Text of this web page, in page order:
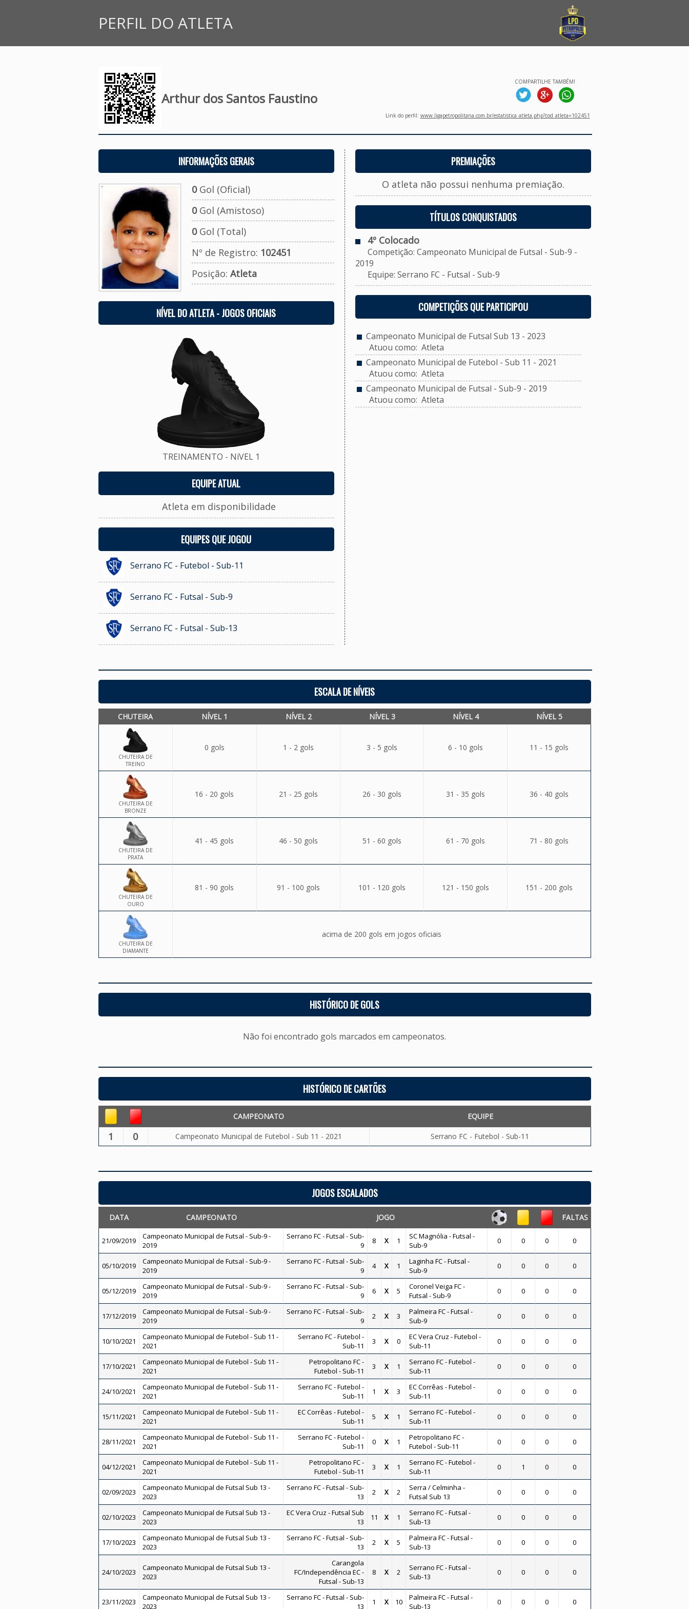
PERFIL DO ATLETA
Arthur dos Santos Faustino
COMPARTILHE TAMBÉM!
Link do perfil: www.ligapetropolitana.com.br/estatistica_atleta.php?cod_atleta=102451
INFORMAÇÕES GERAIS
0Gol (Oficial)
0Gol (Amistoso)
0Gol (Total)
Nº de Registro: 102451
Posição: Atleta
NÍVEL DO ATLETA - JOGOS OFICIAIS
TREINAMENTO - NíVEL 1
EQUIPE ATUAL
Atleta em disponibilidade
EQUIPES QUE JOGOU
Serrano FC - Futebol - Sub-11
Serrano FC - Futsal - Sub-9
Serrano FC - Futsal - Sub-13
PREMIAÇÕES
O atleta não possui nenhuma premiação.
TÍTULOS CONQUISTADOS
4º Colocado
Competição: Campeonato Municipal de Futsal - Sub-9 -
2019
Equipe: Serrano FC - Futsal - Sub-9
COMPETIÇÕES QUE PARTICIPOU
Campeonato Municipal de Futsal Sub 13 - 2023
Atuou como: Atleta
Campeonato Municipal de Futebol - Sub 11 - 2021
Atuou como: Atleta
Campeonato Municipal de Futsal - Sub-9 - 2019
Atuou como: Atleta
ESCALA DE NÍVEIS
CHUTEIRA NÍVEL 1 NÍVEL 2 NÍVEL 3 NÍVEL 4 NÍVEL 5
CHUTEIRA DE
TREINO
0 gols 1 - 2 gols 3 - 5 gols 6 - 10 gols 11 - 15 gols
CHUTEIRA DE
BRONZE
16 - 20 gols 21 - 25 gols 26 - 30 gols 31 - 35 gols 36 - 40 gols
CHUTEIRA DE
PRATA
41 - 45 gols 46 - 50 gols 51 - 60 gols 61 - 70 gols 71 - 80 gols
CHUTEIRA DE
OURO
81 - 90 gols 91 - 100 gols 101 - 120 gols 121 - 150 gols 151 - 200 gols
CHUTEIRA DE
DIAMANTE
acima de 200 gols em jogos oficiais
HISTÓRICO DE GOLS
Não foi encontrado gols marcados em campeonatos.
HISTÓRICO DE CARTÕES
CAMPEONATO EQUIPE
1 0 Campeonato Municipal de Futebol - Sub 11 - 2021 Serrano FC - Futebol - Sub-11
JOGOS ESCALADOS
DATA CAMPEONATO JOGO FALTAS
21/09/2019
Campeonato Municipal de Futsal - Sub-9 -
2019
Serrano FC - Futsal - Sub-
9
8 X 1
SC Magnólia - Futsal -
Sub-9
0 0 0 0
05/10/2019
Campeonato Municipal de Futsal - Sub-9 -
2019
Serrano FC - Futsal - Sub-
9
4 X 1
Laginha FC - Futsal -
Sub-9
0 0 0 0
05/12/2019
Campeonato Municipal de Futsal - Sub-9 -
2019
Serrano FC - Futsal - Sub-
9
6 X 5
Coronel Veiga FC -
Futsal - Sub-9
0 0 0 0
17/12/2019
Campeonato Municipal de Futsal - Sub-9 -
2019
Serrano FC - Futsal - Sub-
9
2 X 3
Palmeira FC - Futsal -
Sub-9
0 0 0 0
10/10/2021
Campeonato Municipal de Futebol - Sub 11 -
2021
Serrano FC - Futebol -
Sub-11
3 X 0
EC Vera Cruz - Futebol -
Sub-11
0 0 0 0
17/10/2021
Campeonato Municipal de Futebol - Sub 11 -
2021
Petropolitano FC -
Futebol - Sub-11
3 X 1
Serrano FC - Futebol -
Sub-11
0 0 0 0
24/10/2021
Campeonato Municipal de Futebol - Sub 11 -
2021
Serrano FC - Futebol -
Sub-11
1 X 3
EC Corrêas - Futebol -
Sub-11
0 0 0 0
15/11/2021
Campeonato Municipal de Futebol - Sub 11 -
2021
EC Corrêas - Futebol -
Sub-11
5 X 1
Serrano FC - Futebol -
Sub-11
0 0 0 0
28/11/2021
Campeonato Municipal de Futebol - Sub 11 -
2021
Serrano FC - Futebol -
Sub-11
0 X 1
Petropolitano FC -
Futebol - Sub-11
0 0 0 0
04/12/2021
Campeonato Municipal de Futebol - Sub 11 -
2021
Petropolitano FC -
Futebol - Sub-11
3 X 1
Serrano FC - Futebol -
Sub-11
0 1 0 0
02/09/2023
Campeonato Municipal de Futsal Sub 13 -
2023
Serrano FC - Futsal - Sub-
13
2 X 2
Serra / Celminha -
Futsal Sub 13
0 0 0 0
02/10/2023
Campeonato Municipal de Futsal Sub 13 -
2023
EC Vera Cruz - Futsal Sub
13
11 X 1
Serrano FC - Futsal -
Sub-13
0 0 0 0
17/10/2023
Campeonato Municipal de Futsal Sub 13 -
2023
Serrano FC - Futsal - Sub-
13
2 X 5
Palmeira FC - Futsal -
Sub-13
0 0 0 0
24/10/2023
Campeonato Municipal de Futsal Sub 13 -
2023
Carangola
FC/Independência EC -
Futsal - Sub-13
8 X 2
Serrano FC - Futsal -
Sub-13
0 0 0 0
23/11/2023
Campeonato Municipal de Futsal Sub 13 -
2023
Serrano FC - Futsal - Sub-
13
1 X 10
Palmeira FC - Futsal -
Sub-13
0 0 0 0